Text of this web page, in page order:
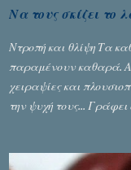
Να τους σκίζει το
Ντροπή και θλίψη Τα
παραμένουν καθαρά.
χειραψίες και
την ψυχή τους...